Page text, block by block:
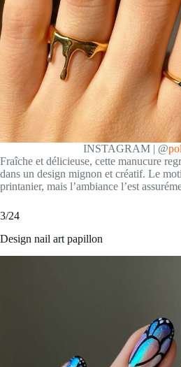
INSTAGRAM | @
Fraîche et délicieuse, cette manucure
dans un design mignon et créatif. Le
printanier, mais l’ambiance l’est
3/24
Design nail art papillon